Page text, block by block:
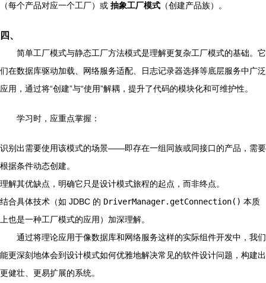
（每个产品对应一个工厂）或 抽象工厂模式 （创建产品族）。
四、
简单工厂模式与静态工厂方法模式是理解更复杂工厂模式的基础。它
们在数据库驱动加载、网络服务适配、日志记录器选择等底层服务中广泛
应用，通过将“创建”与“使用”解耦，提升了代码的模块化和可维护性。
学习时，应重点掌握：
识别出需要使用该模式的场景——即存在一组同族或同接口的产品，需要
根据条件动态创建。
理解其优缺点，明确它只是设计模式旅程的起点，而非终点。
结合具体技术（如 JDBC 的 DriverManager.getConnection() 本质
上也是一种工厂模式的应用）加深理解。
通过将理论应用于像数据库和网络服务这样的实际组件开发中，我们
能更深刻地体会到设计模式如何优雅地解决常见的软件设计问题，构建出
更健壮、更易扩展的系统。